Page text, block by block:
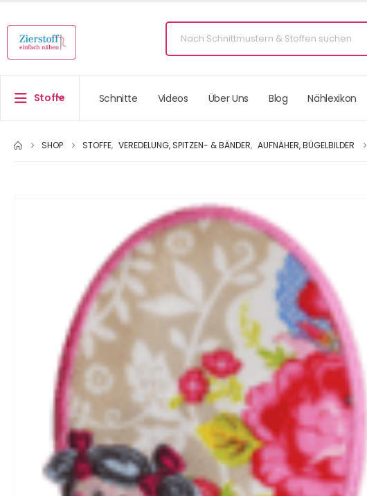
Stoffe Schnitte Videos Über Uns Blog Nählexikon
SHOP STOFFE, VEREDELUNG, SPITZEN- & BÄNDER, AUFNÄHER, BÜGELBILDER